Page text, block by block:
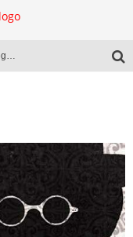
El libro en la mira de la desregulación